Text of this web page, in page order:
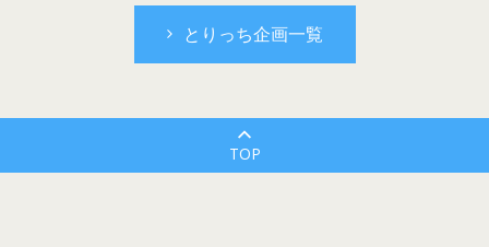
とりっち企画一覧
TOP